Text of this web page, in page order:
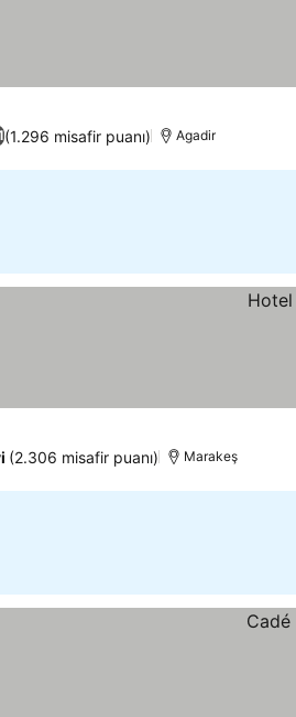
(1.296 misafir puanı) Agadir
(2.306 misafir puanı) Marakeş